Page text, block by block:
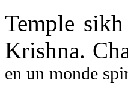
Temple
Krishna.
en un monde